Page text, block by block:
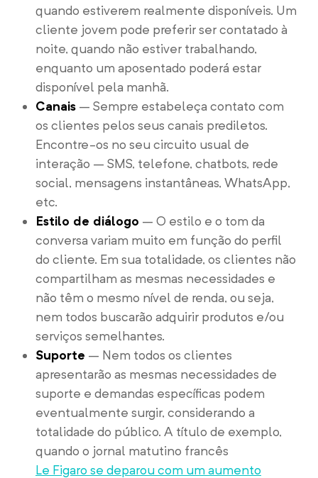
quando estiverem realmente disponíveis. Um
cliente jovem pode preferir ser contatado à
noite, quando não estiver trabalhando,
enquanto um aposentado poderá estar
disponível pela manhã.
Canais – Sempre estabeleça contato com
os clientes pelos seus canais prediletos.
Encontre-os no seu circuito usual de
interação – SMS, telefone, chatbots, rede
social, mensagens instantâneas, WhatsApp,
etc.
Estilo de diálogo – O estilo e o tom da
conversa variam muito em função do perfil
do cliente. Em sua totalidade, os clientes não
compartilham as mesmas necessidades e
não têm o mesmo nível de renda, ou seja,
nem todos buscarão adquirir produtos e/ou
serviços semelhantes.
Suporte – Nem todos os clientes
apresentarão as mesmas necessidades de
suporte e demandas específicas podem
eventualmente surgir, considerando a
totalidade do público. A título de exemplo,
quando o jornal matutino francês
Le Figaro se deparou com um aumento